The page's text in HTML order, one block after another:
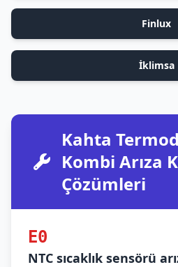
Finlux
İklimsa
Kahta
Kombi Arıza
Çözümleri
E0
NTC sıcaklık sensörü